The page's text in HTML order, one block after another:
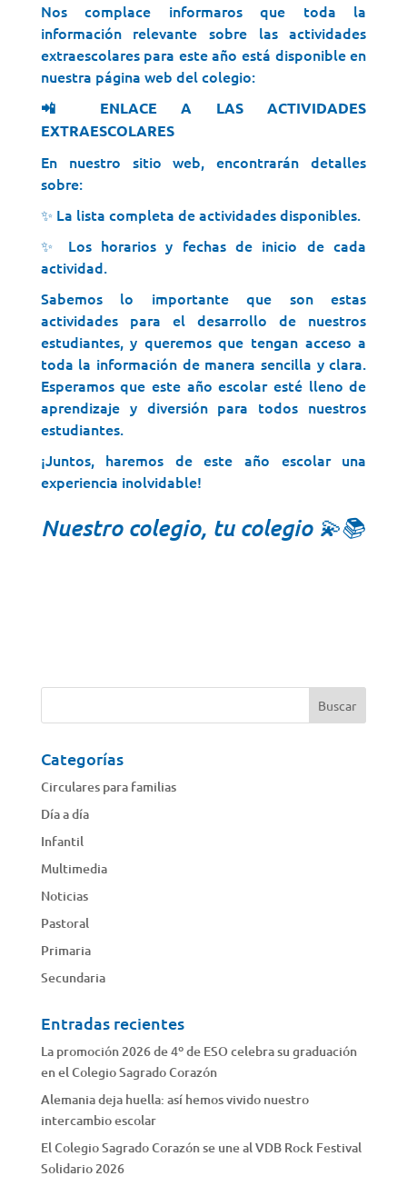
Nos complace informaros que toda la
información relevante sobre las actividades
extraescolares para este año está disponible en
nuestra página web del colegio:
📲 ENLACE A LAS ACTIVIDADES
EXTRAESCOLARES
En nuestro sitio web, encontrarán detalles
sobre:
✨ La lista completa de actividades disponibles.
✨ Los horarios y fechas de inicio de cada
actividad.
Sabemos lo importante que son estas
actividades para el desarrollo de nuestros
estudiantes, y queremos que tengan acceso a
toda la información de manera sencilla y clara.
Esperamos que este año escolar esté lleno de
aprendizaje y diversión para todos nuestros
estudiantes.
¡Juntos, haremos de este año escolar una
experiencia inolvidable!
Nuestro colegio, tu colegio 💫📚
Categorías
Circulares para familias
Día a día
Infantil
Multimedia
Noticias
Pastoral
Primaria
Secundaria
Entradas recientes
La promoción 2026 de 4º de ESO celebra su graduación
en el Colegio Sagrado Corazón
Alemania deja huella: así hemos vivido nuestro
intercambio escolar
El Colegio Sagrado Corazón se une al VDB Rock Festival
Solidario 2026